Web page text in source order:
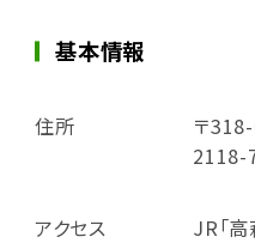
基本情報
住所
〒
2118-
アクセス JR「